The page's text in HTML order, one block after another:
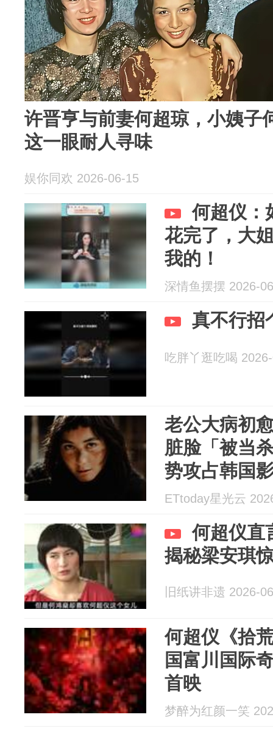
许晋亨与前妻何超琼，小姨子
这一眼耐人寻味
娱你同欢 2026-06-15
何超仪：
花完了，大
我的！
深情鱼摆摆 2026-
真不行招
吃胖丫逛吃喝
老公大病初
脏脸「被当
势攻占韩国
ETtoday星光云
何超仪直
揭秘梁安琪
旧纸讲非遗 2026-
何超仪《拾
国富川国际
首映
梦醉为红颜一笑